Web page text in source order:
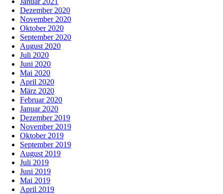
Dezember 2020
November 2020
Oktober 2020
September 2020
August 2020
Juli 2020
Juni 2020
Mai 2020
April 2020
März 2020
Februar 2020
Januar 2020
Dezember 2019
November 2019
Oktober 2019
September 2019
August 2019
Juli 2019
Juni 2019
Mai 2019
April 2019